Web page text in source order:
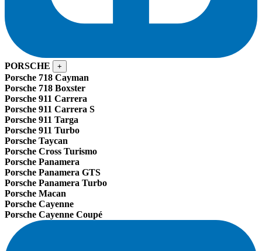
PORSCHE +
Porsche 718 Cayman
Porsche 718 Boxster
Porsche 911 Carrera
Porsche 911 Carrera S
Porsche 911 Targa
Porsche 911 Turbo
Porsche Taycan
Porsche Cross Turismo
Porsche Panamera
Porsche Panamera GTS
Porsche Panamera Turbo
Porsche Macan
Porsche Cayenne
Porsche Cayenne Coupé